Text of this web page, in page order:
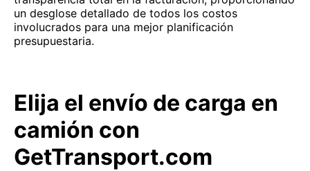
un desglose detallado de todos los costos
involucrados para una mejor planificación
presupuestaria.
Elija el envío de carga en
camión con
GetTransport.com